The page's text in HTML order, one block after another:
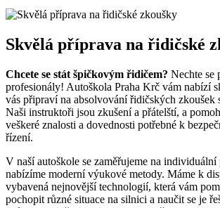
Skvělá příprava na řidičské
Chcete se stát⁤ špičkovým ‌řidičem? Nechte se
‌profesionály! Autoškola Praha ‌Krč vám nabízí
vás připraví na absolvování řidičských zkoušek
Naši ‍instruktoři ⁤jsou ‌zkušení ⁢a přátelští,‌ a⁢
veškeré ⁢znalosti a ⁢dovednosti potřebné ‌k
‍řízení.
V naší autoškole se zaměřujeme⁢ na⁣ individuální
nabízíme moderní výukové metody. Máme k
vybavená ‌nejnovější‌ technologií, která vám
pochopit různé ⁢situace​ na silnici a ⁢naučit se je